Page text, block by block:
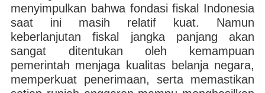
menyimpulkan bahwa fondasi fiskal Indonesia
saat ini masih relatif kuat. Namun
keberlanjutan fiskal jangka panjang akan
sangat ditentukan oleh kemampuan
pemerintah menjaga kualitas belanja negara,
memperkuat penerimaan, serta memastikan